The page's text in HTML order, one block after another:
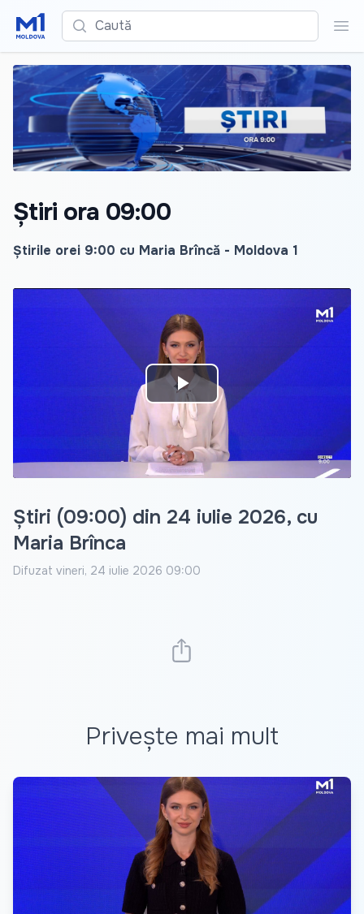
Caută
Știri ora 09:00
Știrile orei 9:00 cu Maria Brîncă - Moldova 1
Play
Video
Știri (09:00) din 24 iulie 2026, cu
Maria Brînca
Difuzat vineri, 24 iulie 2026 09:00
Privește mai mult